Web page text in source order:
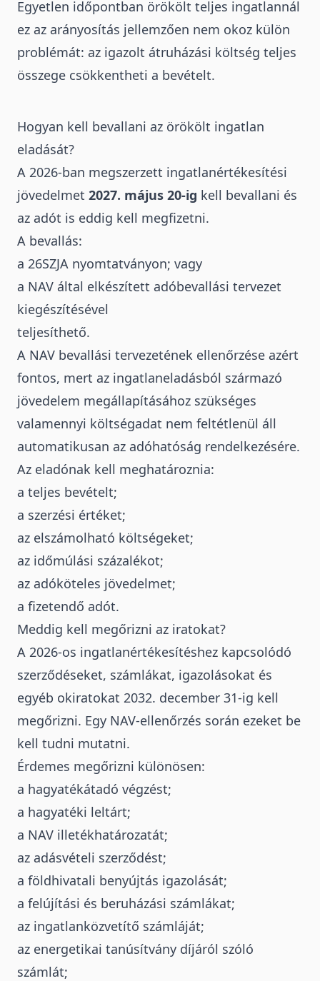
Egyetlen időpontban örökölt teljes ingatlannál
ez az arányosítás jellemzően nem okoz külön
problémát: az igazolt átruházási költség teljes
összege csökkentheti a bevételt.
Hogyan kell bevallani az örökölt ingatlan
eladását?
A 2026-ban megszerzett ingatlanértékesítési
jövedelmet 2027. május 20-ig kell bevallani és
az adót is eddig kell megfizetni.
A bevallás:
a 26SZJA nyomtatványon; vagy
a NAV által elkészített adóbevallási tervezet
kiegészítésével
teljesíthető.
A NAV bevallási tervezetének ellenőrzése azért
fontos, mert az ingatlaneladásból származó
jövedelem megállapításához szükséges
valamennyi költségadat nem feltétlenül áll
automatikusan az adóhatóság rendelkezésére.
Az eladónak kell meghatároznia:
a teljes bevételt;
a szerzési értéket;
az elszámolható költségeket;
az időmúlási százalékot;
az adóköteles jövedelmet;
a fizetendő adót.
Meddig kell megőrizni az iratokat?
A 2026-os ingatlanértékesítéshez kapcsolódó
szerződéseket, számlákat, igazolásokat és
egyéb okiratokat 2032. december 31-ig kell
megőrizni. Egy NAV-ellenőrzés során ezeket be
kell tudni mutatni.
Érdemes megőrizni különösen:
a hagyatékátadó végzést;
a hagyatéki leltárt;
a NAV illetékhatározatát;
az adásvételi szerződést;
a földhivatali benyújtás igazolását;
a felújítási és beruházási számlákat;
az ingatlanközvetítő számláját;
az energetikai tanúsítvány díjáról szóló
számlát;